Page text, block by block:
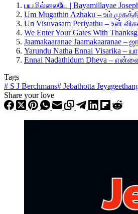
பயமில்லையே | Bayamillayae
Um Mugathin Azhaku – உம்
Un Visuvasam Periyathu – உன்
We Enter Your Gates With
Jaamakaaranae Jaamakaaranae
Yarundu Natha Ennai Visarika
Ennai Nadathidum Dheva –
Tags
# S J Berchmans# Jebathotta
Share your love